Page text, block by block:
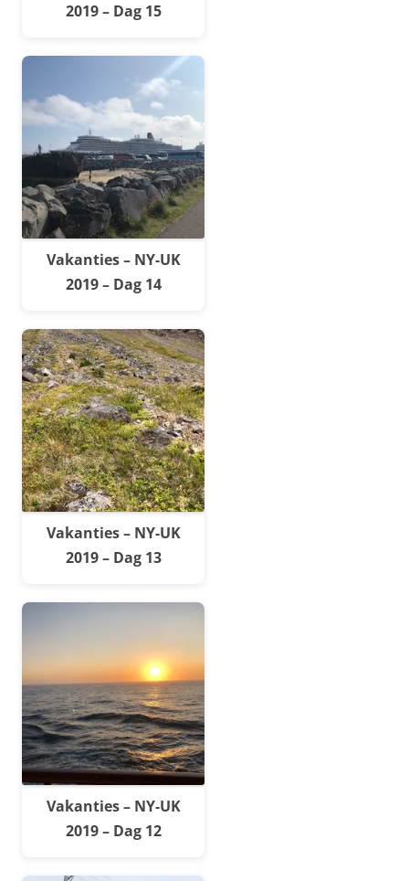
2019 – Dag 15
Vakanties – NY-UK
2019 – Dag 14
Vakanties – NY-UK
2019 – Dag 13
Vakanties – NY-UK
2019 – Dag 12